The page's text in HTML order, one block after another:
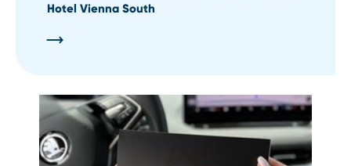
Hotel Vienna South